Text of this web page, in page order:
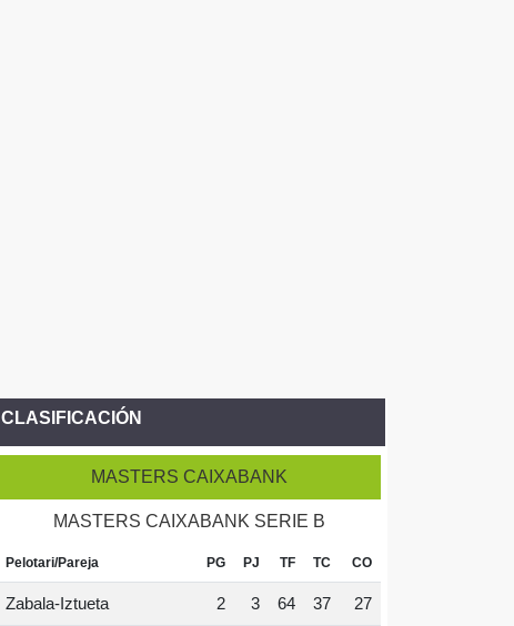
CLASIFICACIÓN
MASTERS CAIXABANK
MASTERS CAIXABANK SERIE B
Pelotari/Pareja PG PJ TF TC CO
Zabala-Iztueta 2 3 64 37 27